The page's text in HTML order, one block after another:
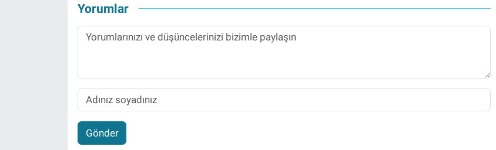
Yorumlar
Gönder